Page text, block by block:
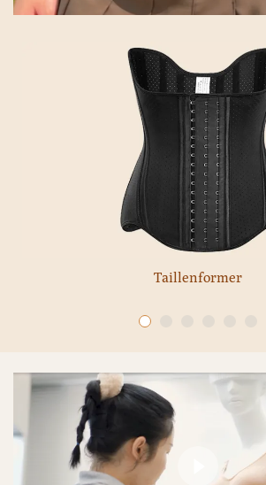
Taillenformer